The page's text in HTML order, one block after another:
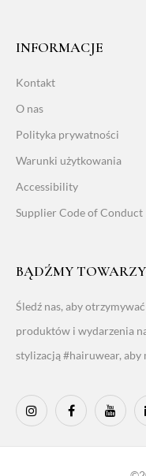
INFORMACJE
Kontakt
O nas
Polityka prywatności
Warunki użytkowania
Accessibility
Supplier Code of Conduct
BĄDŹMY
Śledź nas, aby
produktów i wydarzenia
stylizacją #hairuwear, aby